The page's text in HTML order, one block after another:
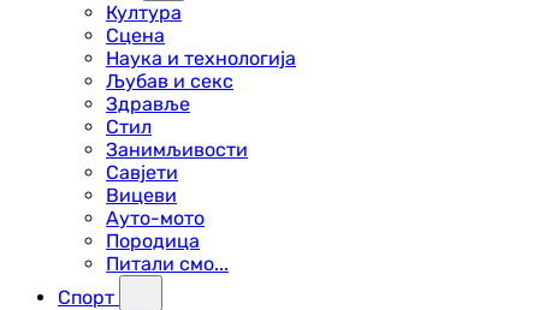
Култура
Сцена
Наука и технологија
Љубав и секс
Здравље
Стил
Занимљивости
Савјети
Вицеви
Ауто-мото
Породица
Питали смо...
Спорт